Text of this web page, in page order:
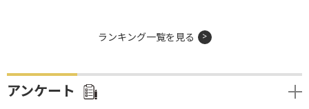
ランキング一覧を見る
アンケート